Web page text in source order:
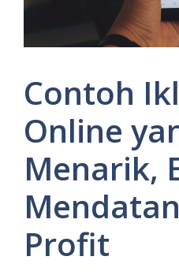
Contoh
Online
Menarik,
Profit